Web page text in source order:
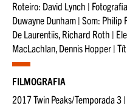
Roteiro: David Lynch |
Duwayne Dunham | Som: Philip
De Laurentiis, Richard Roth |
MacLachlan, Dennis Hopper |
FILMOGRAFIA
2017 Twin Peaks/Temporada 3